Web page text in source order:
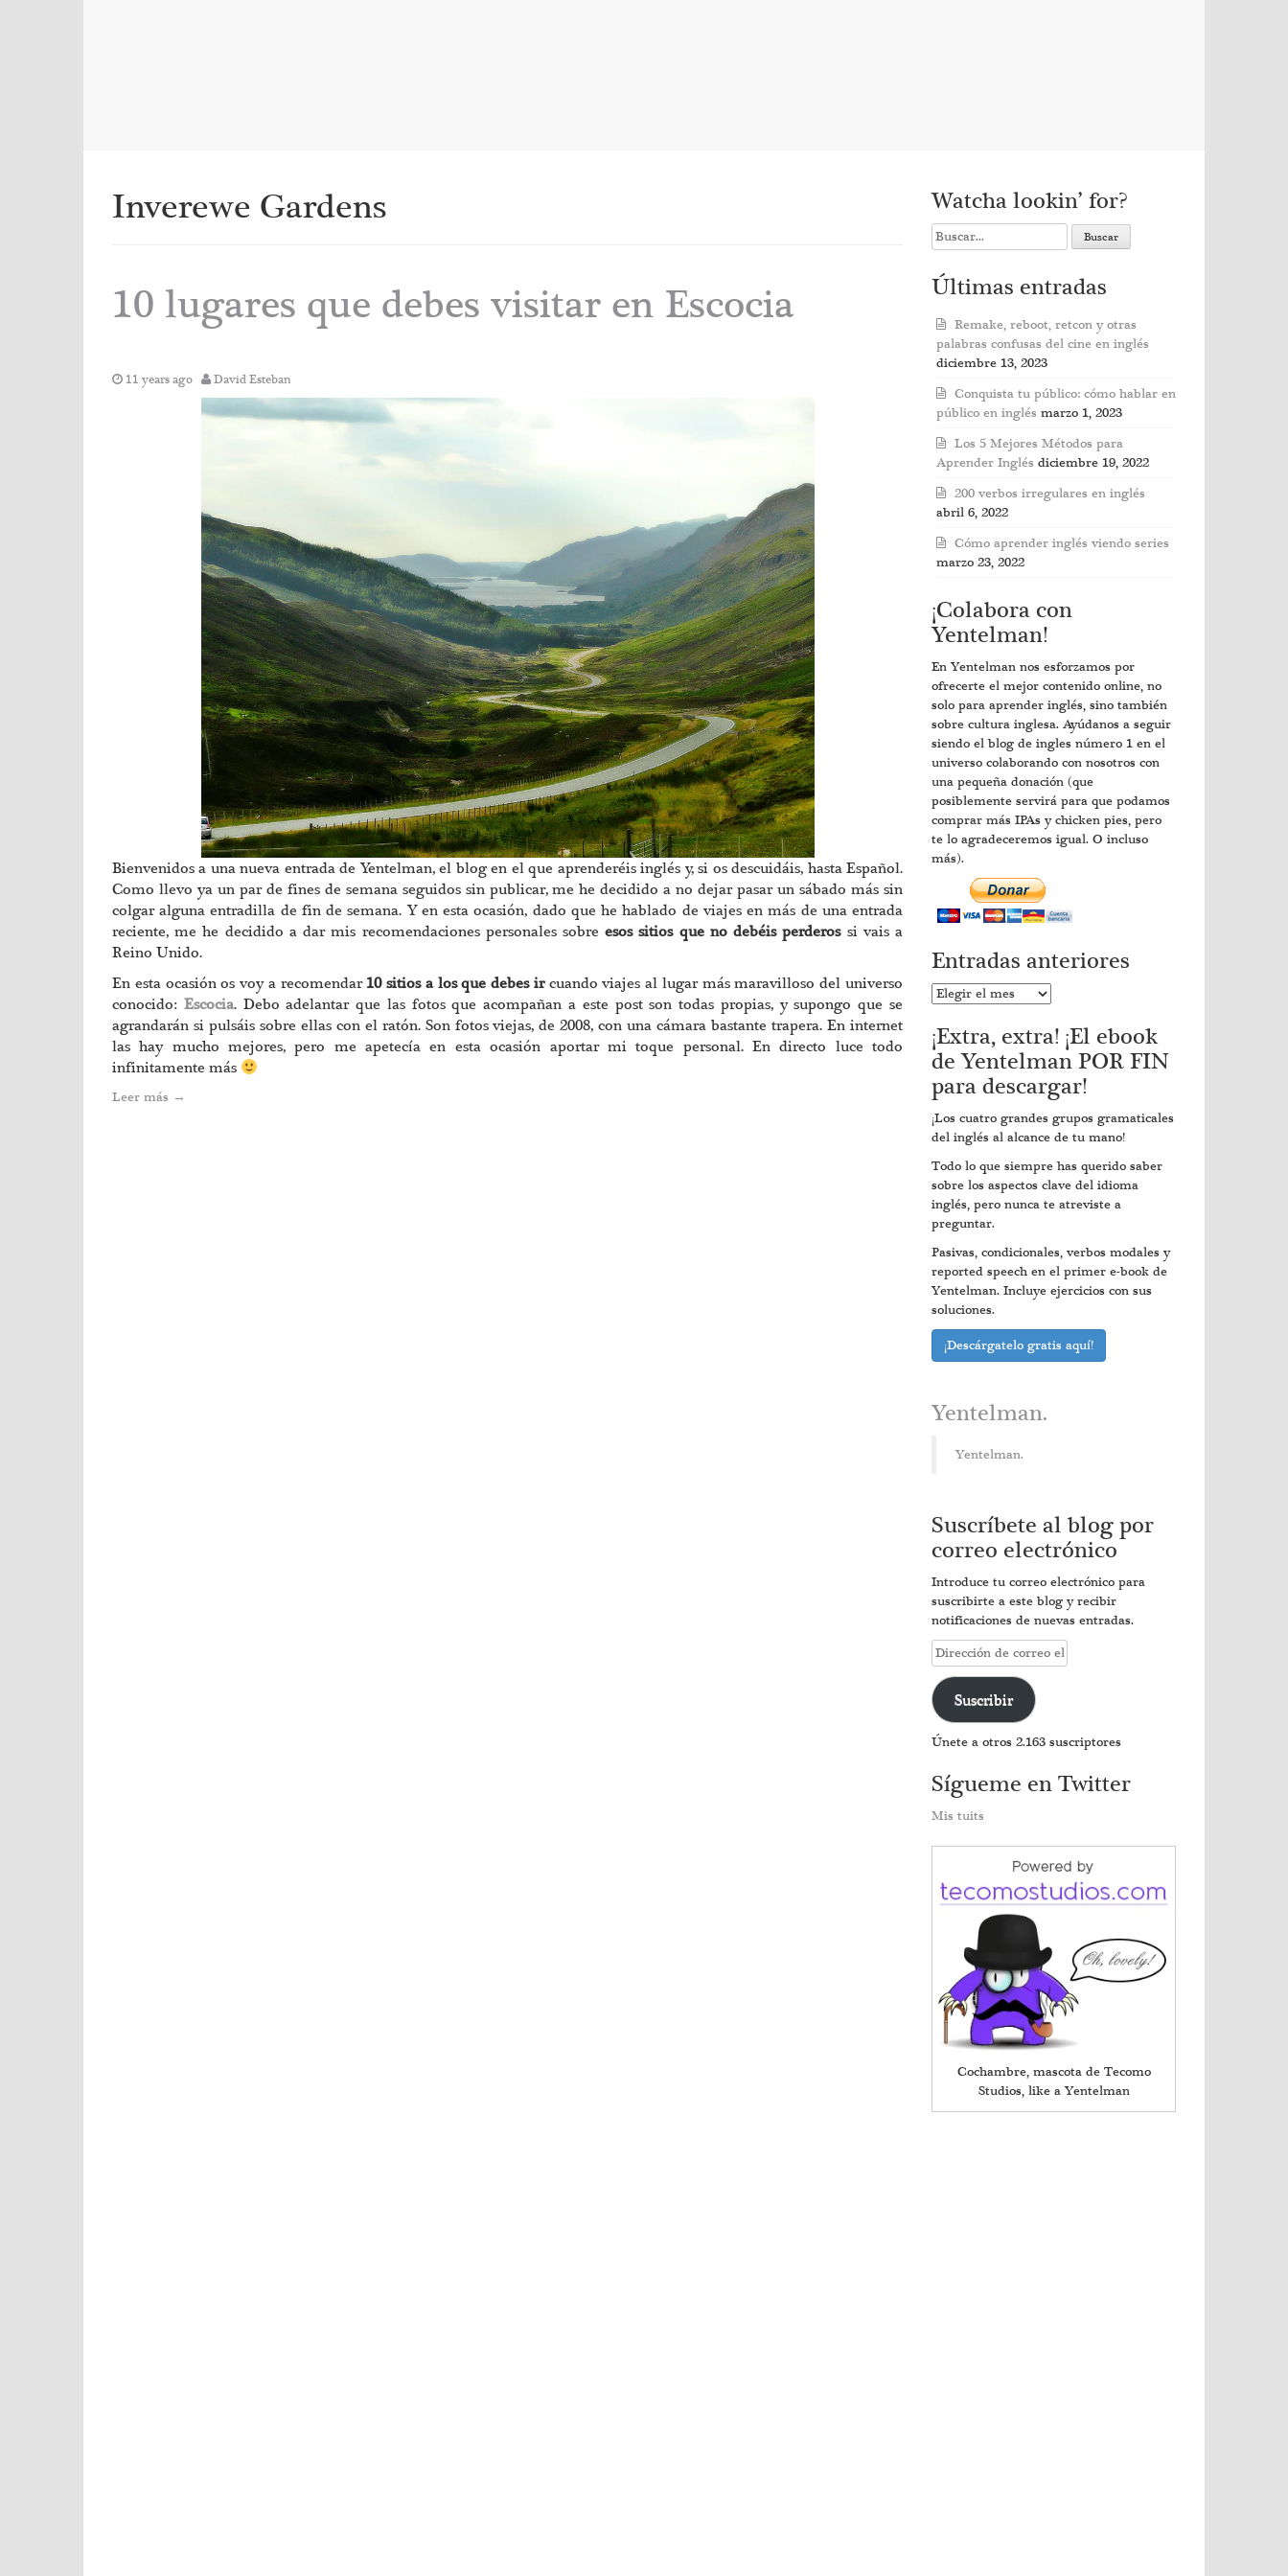
Inverewe Gardens
10 lugares que debes visitar en Escocia
11 years ago David Esteban
Bienvenidos a una nueva entrada de Yentelman, el blog en el que aprenderéis inglés y, si os descuidáis, hasta Español.
Como llevo ya un par de fines de semana seguidos sin publicar, me he decidido a no dejar pasar un sábado más sin
colgar alguna entradilla de fin de semana. Y en esta ocasión, dado que he hablado de viajes en más de una entrada
reciente, me he decidido a dar mis recomendaciones personales sobreesos sitios que no debéis perderos si vais a
Reino Unido.
En esta ocasión os voy a recomendar10 sitios a los que debes ircuando viajes al lugar más maravilloso del universo
conocido: Escocia. Debo adelantar que las fotos que acompañan a este post son todas propias, y supongo que se
agrandarán si pulsáis sobre ellas con el ratón. Son fotos viejas, de 2008, con una cámara bastante trapera. En internet
las hay mucho mejores, pero me apetecía en esta ocasión aportar mi toque personal. En directo luce todo
infinitamente más
Leer más →
Watcha lookin’ for?
Search
for:
Últimas entradas
Remake, reboot, retcon y otras
palabras confusas del cine en inglés
diciembre 13, 2023
Conquista tu público: cómo hablar en
público en inglés marzo 1, 2023
Los 5 Mejores Métodos para
Aprender Inglés diciembre 19, 2022
200 verbos irregulares en inglés
abril 6, 2022
Cómo aprender inglés viendo series
marzo 23, 2022
¡Colabora con
Yentelman!
En Yentelman nos esforzamos por
ofrecerte el mejor contenido online, no
solo para aprender inglés, sino también
sobre cultura inglesa. Ayúdanos a seguir
siendo el blog de ingles número 1 en el
universo colaborando con nosotros con
una pequeña donación (que
posiblemente servirá para que podamos
comprar más IPAs y chicken pies, pero
te lo agradeceremos igual. O incluso
más).
Entradas anteriores
Entradas
¡Extra, extra! ¡El ebook
de Yentelman POR FIN
para descargar!
¡Los cuatro grandes grupos gramaticales
del inglés al alcance de tu mano!
Todo lo que siempre has querido saber
sobre los aspectos clave del idioma
inglés, pero nunca te atreviste a
preguntar.
Pasivas, condicionales, verbos modales y
reported speech en el primer e-book de
Yentelman. Incluye ejercicios con sus
soluciones.
¡Descárgatelo gratis aquí!
Yentelman.
Yentelman.
Suscríbete al blog por
correo electrónico
Introduce tu correo electrónico para
suscribirte a este blog y recibir
notificaciones de nuevas entradas.
Dirección
de
correo
electrónico
Suscribir
Únete a otros 2.163 suscriptores
Sígueme en Twitter
Mis tuits
Cochambre, mascota de Tecomo
Studios, like a Yentelman